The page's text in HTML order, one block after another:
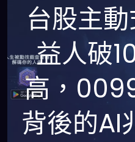
台股主
益人破
高，
背後的AI